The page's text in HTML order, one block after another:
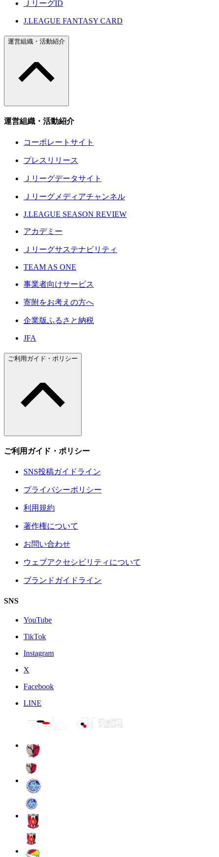
ＪリーグID
J.LEAGUE FANTASY CARD
運営組織・活動紹介
運営組織・活動紹介
コーポレートサイト
プレスリリース
Ｊリーグデータサイト
Ｊリーグメディアチャンネル
J.LEAGUE SEASON REVIEW
アカデミー
Ｊリーグサステナビリティ
TEAM AS ONE
事業者向けサービス
寄附をお考えの方へ
企業版ふるさと納税
JFA
ご利用ガイド・ポリシー
ご利用ガイド・ポリシー
SNS投稿ガイドライン
プライバシーポリシー
利用規約
著作権について
お問い合わせ
ウェブアクセシビリティについて
ブランドガイドライン
SNS
YouTube
TikTok
Instagram
X
Facebook
LINE